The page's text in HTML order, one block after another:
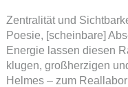
Zentralität und
Poesie, [scheinbare]
Energie lassen diesen
klugen, großherzigen
Helmes – zum